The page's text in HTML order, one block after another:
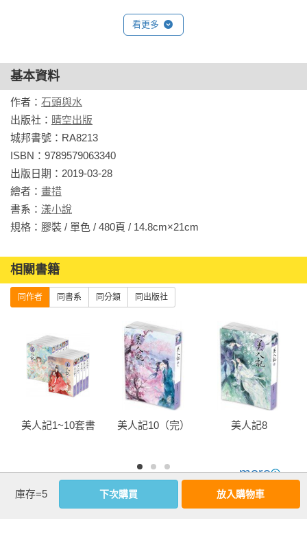
看更多
基本資料
作者： 石頭與水
出版社： 晴空出版
城邦書號：RA8213
ISBN：9789579063340
出版日期：2019-03-28
繪者： 畫措
書系： 漾小說
規格：膠裝 / 單色 / 480頁 / 14.8cm×21cm
相關書籍
同作者 同書系 同分類 同出版社
美人記1~10套書 美人記10（完） 美人記8
more
優惠活動快訊
庫存=5 下次購買 放入購物車